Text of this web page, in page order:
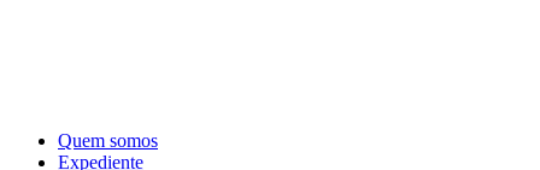
Quem somos
Expediente